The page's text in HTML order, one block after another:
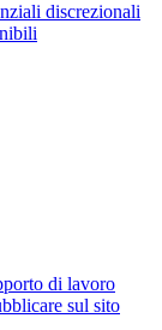
discrezionali
di lavoro
sul sito